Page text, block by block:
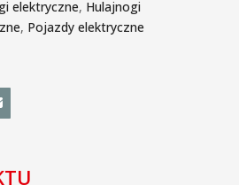
elektryczne, Hulajnogi
, Pojazdy elektryczne